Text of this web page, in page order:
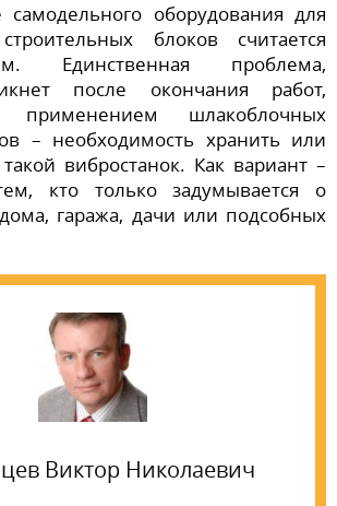
самодельного оборудования для
блоков считается
Единственная проблема,
после окончания работ,
применением шлакоблочных
– необходимость хранить или
вибростанок. Как вариант –
кто только задумывается о
дома, гаража, дачи или подсобных
Виктор Николаевич